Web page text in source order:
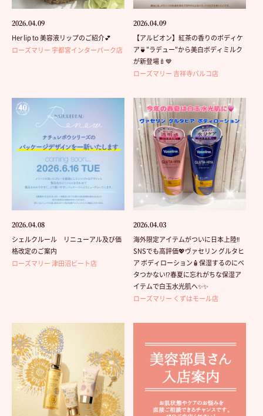
2026.04.09
Her lip to 美容液リップのご紹介💕
ローズマリー 宇都宮インターパーク店
2026.04.09
【アルビオン】紅茶の香りのボディケ
ア🍵"ラデュー"から美白ボディミルク
が新登場🍼💙
ローズマリー 吉祥寺パルコ店
2026.04.08
シェルクルール リニューアル及び価
格改定のご案内
ローズマリー 津田沼ビート店
2026.04.03
海外限定アイテムがついに日本上陸‼️
SNSでも高評価💖ヴァセリン グルタヒ
ア ボディローション🧴保湿するのにベ
タつかない⁉️春夏に忘れがちな保湿ア
イテムで白玉水光肌へ✨✨
ローズマリー くずはモール店